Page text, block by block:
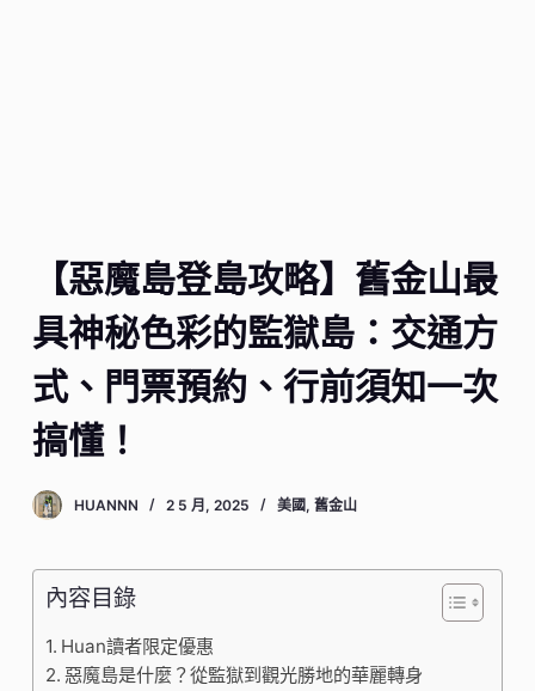
【惡魔島登島攻略】舊金山最
具神秘色彩的監獄島：交通方
式、門票預約、行前須知一次
搞懂！
HUANNN 2 5 月, 2025 美國 , 舊金山
內容目錄
Huan讀者限定優惠
惡魔島是什麼？從監獄到觀光勝地的華麗轉身